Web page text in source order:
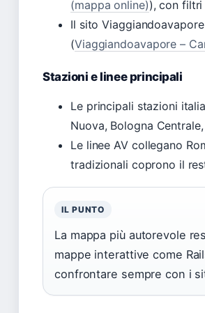
(mappa online)), con
Il sito
(Viaggiandoavapore –
Stazioni e linee principali
Le principali stazioni
Nuova, Bologna
Le linee AV collegano
tradizionali coprono il
IL PUNTO
La mappa più autorevole
mappe interattive come
confrontare sempre con i